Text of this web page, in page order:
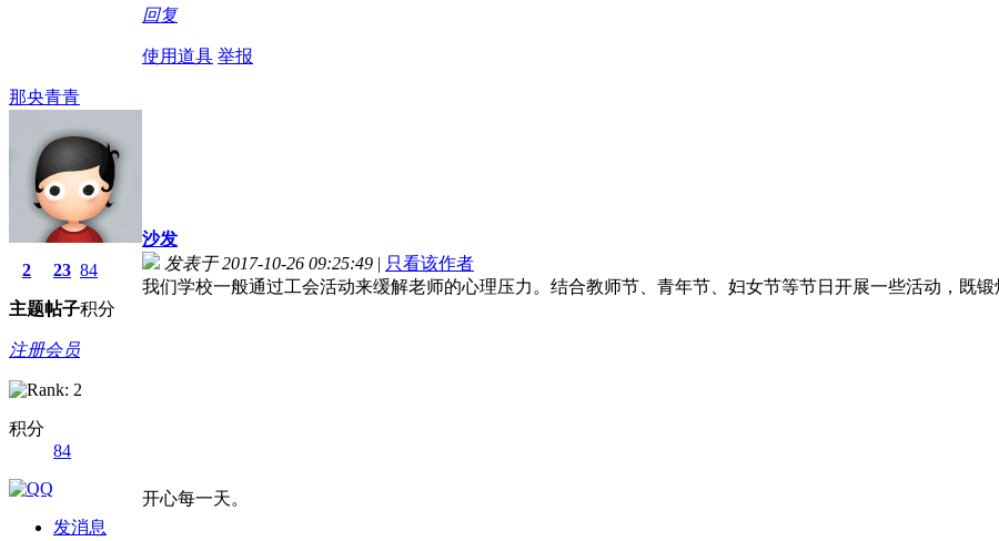
回复
使用道具 举报
那央青青
2
主题
23
帖子
84
积分
注册会员
积分
84
发消息
沙发
发表于 2017-10-26 09:25:49 | 只看该作者
我们学校一般通过工会活动来缓解老师的心理压力。结合教师节、青年节、妇女节等节日开展一些活动，既锻
开心每一天。